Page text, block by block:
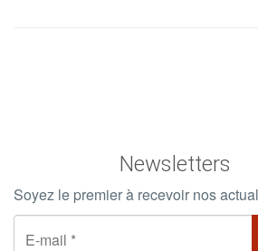
Newsletters
Soyez le premier à recevoir nos